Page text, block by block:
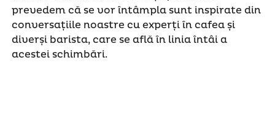
prevedem că se vor întâmpla sunt inspirate din
conversațiile noastre cu experți în cafea și
diverși barista, care se află în linia întâi a
acestei schimbări.